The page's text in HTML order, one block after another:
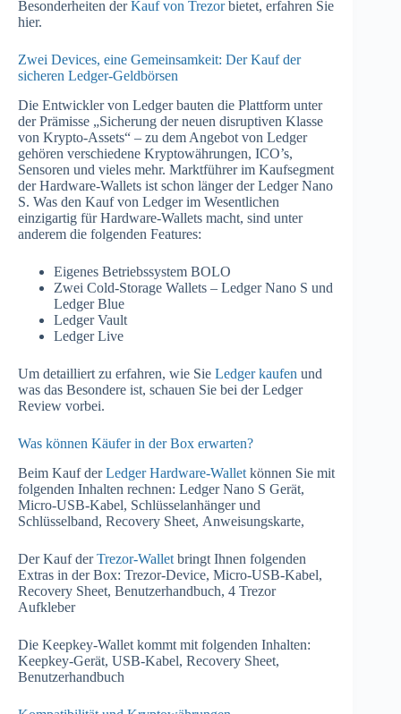
Besonderheiten derKauf von Trezorbietet, erfahren Sie
hier.
Zwei Devices, eine Gemeinsamkeit: Der Kauf der
sicheren Ledger-Geldbörsen
Die Entwickler von Ledger bauten die Plattform unter
der Prämisse „Sicherung der neuen disruptiven Klasse
von Krypto-Assets“ – zu dem Angebot von Ledger
gehören verschiedene Kryptowährungen, ICO’s,
Sensoren und vieles mehr. Marktführer im Kaufsegment
der Hardware-Wallets ist schon länger der Ledger Nano
S. Was den Kauf von Ledger im Wesentlichen
einzigartig für Hardware-Wallets macht, sind unter
anderem die folgenden Features:
Eigenes Betriebssystem BOLO
Zwei Cold-Storage Wallets – Ledger Nano S und
Ledger Blue
Ledger Vault
Ledger Live
Um detailliert zu erfahren, wie Sie Ledger kaufen und
was das Besondere ist, schauen Sie bei der Ledger
Review vorbei.
Was können Käufer in der Box erwarten?
Beim Kauf derLedger Hardware-Wallet können Sie mit
folgenden Inhalten rechnen: Ledger Nano S Gerät,
Micro-USB-Kabel, Schlüsselanhänger und
Schlüsselband, Recovery Sheet, Anweisungskarte,
Der Kauf derTrezor-Wallet bringt Ihnen folgenden
Extras in der Box: Trezor-Device, Micro-USB-Kabel,
Recovery Sheet, Benutzerhandbuch, 4 Trezor
Aufkleber
Die Keepkey-Wallet kommt mit folgenden Inhalten:
Keepkey-Gerät, USB-Kabel, Recovery Sheet,
Benutzerhandbuch